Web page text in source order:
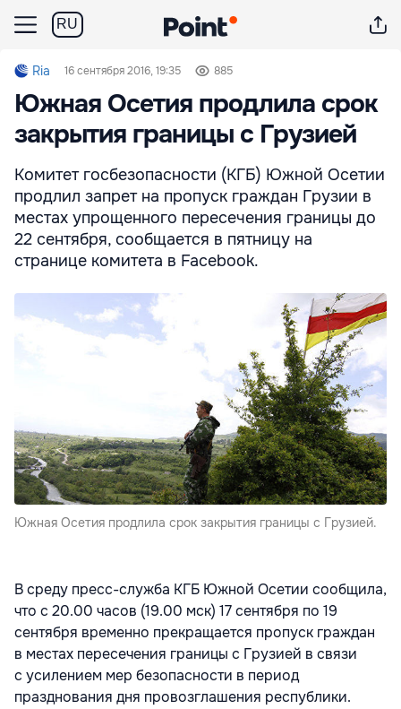
RU
Ria 16 сентября 2016, 19:35 885
Южная Осетия продлила срок
закрытия границы с Грузией
Комитет госбезопасности (КГБ) Южной Осетии
продлил запрет на пропуск граждан Грузии в
местах упрощенного пересечения границы до
22 сентября, сообщается в пятницу на
странице комитета в Facebook.
Южная Осетия продлила срок закрытия границы с Грузией.
В среду пресс-служба КГБ Южной Осетии сообщила,
что с 20.00 часов (19.00 мск) 17 сентября по 19
сентября временно прекращается пропуск граждан
в местах пересечения границы с Грузией в связи
с усилением мер безопасности в период
празднования дня провозглашения республики.